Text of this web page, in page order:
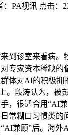
PA视讯 点击：
诊室来看病。牧
专家资本稀缺
体对AI的积极
。段涛认为，被
，很适合用“AI
常糊口习惯类
兼顾”后。海外